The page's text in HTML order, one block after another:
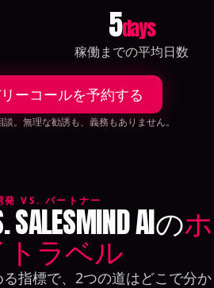
5days
稼働までの平均日数
ーコールを予約する
。無理な勧誘も、義務もありません。
発 VS. パートナー
AIのホ
ラベル
指標で、2つの道はどこで分か